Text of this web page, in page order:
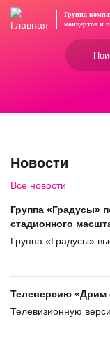
Перейти
Группа
концертови
Новости
Все новости
Группа «Градусы»
стадионного
Группа «Градусы»
Телеверсию «Дрим
Телевизионную